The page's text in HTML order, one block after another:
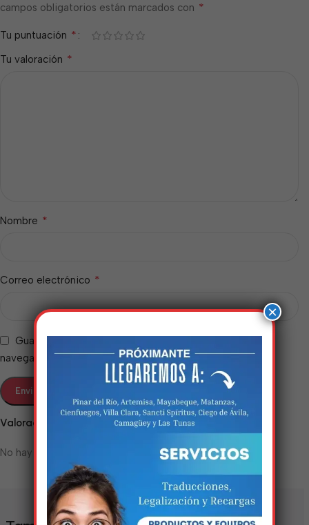
Valoraciones
No hay valoraciones aún.
campos obligatorios están marcados con *
Tu puntuación *
Tu valoración *
Nombre *
Correo electrónico *
Guarda mi nombre, correo electrónico y web en este
navegador para la próxima vez que comente.
×
Estamos trabalhando
nisso!
Em breve, esta página estará
disponível com novidades
incríveis. Agradecemos pela